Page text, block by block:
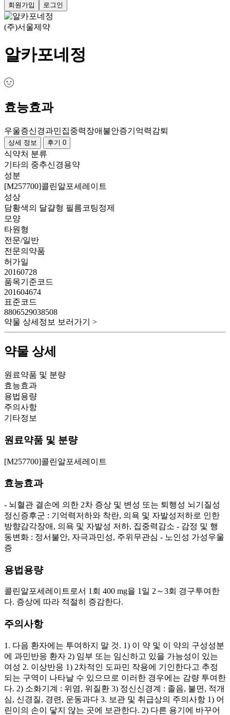
회원가입 로그인
(주)서울제약
알카포네정
효능효과
우울증신경과민집중력장애 불안증기억력감퇴
상세 정보 후기 0
식약처 분류
기타의 중추신경용약
성분
[M257700]콜린알포세레이트
성상
담황색의 달걀형 필름코팅정제
모양
타원형
전문/일반
전문의약품
허가일
20160728
품목기준코드
201604674
표준코드
8806529038508
약물 상세정보 보러가기 >
약물 상세
원료약품 및 분량
효능효과
용법용량
주의사항
기타정보
원료약품 및 분량
[M257700]콜린알포세레이트
효능효과
- 뇌혈관 결손에 의한 2차 증상 및 변성 또는 퇴행성 뇌기질성
정신증후군 : 기억력저하와 착란, 의욕 및 자발성저하로 인한
방향감각장애, 의욕 및 자발성 저하, 집중력감소 - 감정 및 행
동변화 : 정서불안, 자극과민성, 주위무관심 - 노인성 가성우울
증
용법용량
콜린알포세레이트로서 1회 400 mg을 1일 2～3회 경구투여한
다. 증상에 따라 적절히 증감한다.
주의사항
1. 다음 환자에는 투여하지 말 것. 1) 이 약 및 이 약의 구성성분
에 과민반응 환자 2) 임부 또는 임신하고 있을 가능성이 있는
여성 2. 이상반응 1) 2차적인 도파민 작용에 기인한다고 추정
되는 구역이 나타날 수 있으므로 이러한 경우에는 감량 투여한
다. 2) 소화기계 : 위염, 위질환 3) 정신신경계 : 졸음, 불면, 적개
심, 신경질, 경련, 운동과다 3. 보관 및 취급상의 주의사항 1) 어
린이의 손이 닿지 않는 곳에 보관한다. 2) 다른 용기에 바꾸어